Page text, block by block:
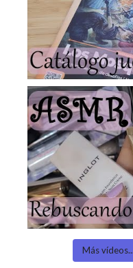
Más vídeos...